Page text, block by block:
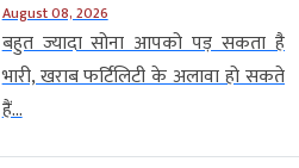
August 08, 2026
बहुत ज्यादा सोना आपको पड़ सकता है
भारी, खराब फर्टिलिटी के अलावा हो सकते
हैं...